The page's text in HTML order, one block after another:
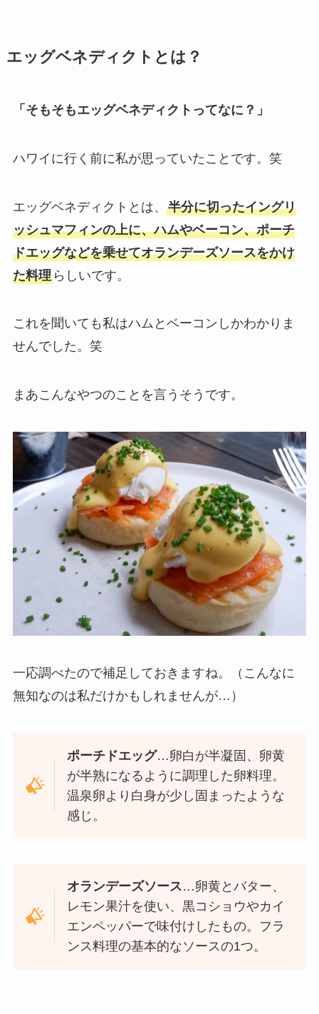
エッグベネディクトとは？
「そもそもエッグベネディクトってなに？」
ハワイに行く前に私が思っていたことです。笑
エッグベネディクトとは、 半分に切ったイングリ
ッシュマフィンの上に、ハムやベーコン、ポーチ
ドエッグなどを乗せてオランデーズソースをかけ
た料理らしいです。
これを聞いても私はハムとベーコンしかわかりま
せんでした。笑
まあこんなやつのことを言うそうです。
一応調べたので補足しておきますね。（こんなに
無知なのは私だけかもしれませんが…）
ポーチドエッグ…卵白が半凝固、卵黄
が半熟になるように調理した卵料理。
温泉卵より白身が少し固まったような
感じ。
オランデーズソース…卵黄とバター、
レモン果汁を使い、黒コショウやカイ
エンペッパーで味付けしたもの。フラ
ンス料理の基本的なソースの1つ。